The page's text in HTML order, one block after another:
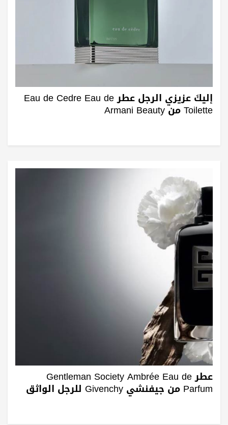
إليكَ عزيزي الرجل عطر Eau de Cedre Eau de
Toilette من Armani Beauty
عطر Gentleman Society Ambrée Eau de
Parfum من جيفنشي Givenchy للرجل الواثق